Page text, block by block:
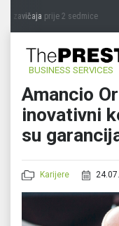
zavičajaprije 2 sedmice
BUSINESS SERVICES
Amancio
inovativni
su
Karijere